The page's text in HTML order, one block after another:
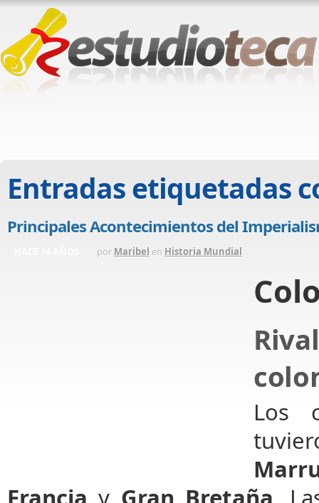
Entradas etiquetadas
Principales Acontecimientos del
por Maribel en Historia Mundial
Los